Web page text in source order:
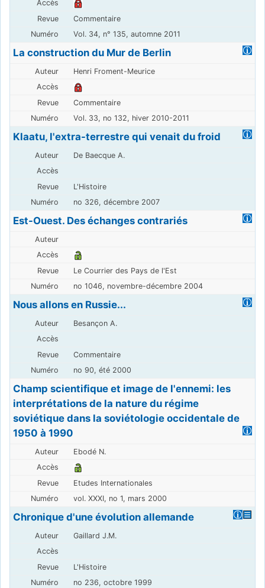
Commentaire
Vol. 34, n° 135, automne 2011
La construction du Mur de Berlin
Henri Froment-Meurice
Commentaire
Vol. 33, no 132, hiver 2010-2011
Klaatu, l'extra-terrestre qui venait du froid
De Baecque A.
L'Histoire
no 326, décembre 2007
Est-Ouest. Des échanges contrariés
Le Courrier des Pays de l'Est
no 1046, novembre-décembre 2004
Nous allons en Russie...
Besançon A.
Commentaire
no 90, été 2000
Champ scientifique et image de l'ennemi: les
interprétations de la nature du régime
soviétique dans la soviétologie occidentale de
1950 à 1990
Ebodé N.
Etudes Internationales
vol. XXXI, no 1, mars 2000
Chronique d'une évolution allemande
Gaillard J.M.
L'Histoire
no 236, octobre 1999